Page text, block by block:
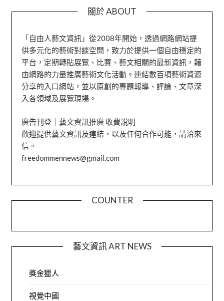
關於 ABOUT
「自由人藝文資訊」從2008年開始，透過網路網站提
供多元化的藝術對談空間，致力於提供一個自由穩定的
平台，定期轉貼展覽、比賽、藝文相關的最新資訊，藉
由網路的力量推廣藝術文化活動。連結數百項藝術資源
分享的入口網站，並以原創的專題報導、評論、文章深
入各領域及展覽現場。
廣告刊登｜藝文資訊推廣 收費說明
歡迎提供藝文資訊及連結，以及任何合作可能，請洽來
信。
freedommennews@gmail.com
COUNTER
藝文資訊 ART NEWS
獎金獵人
視覺中國